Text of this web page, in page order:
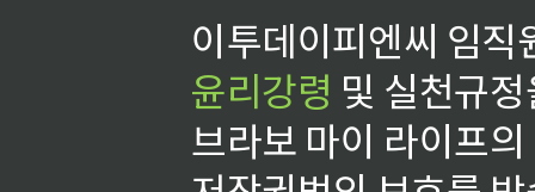
이투데이피엔씨 임
윤리강령 및 실천규
브라보 마이 라이프